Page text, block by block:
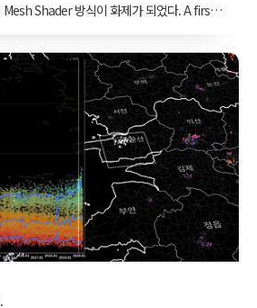
Shader 방식이 화제가 되었다. A first
currently in development.
이 글에서는 Mesh Shader 를 직접 구성해
. OpenGL 기준이며, 최소한 glDrawArrays
해 vertex shader - geometry shader -
시키면서 개체들을 그려본 경험이 있는 사